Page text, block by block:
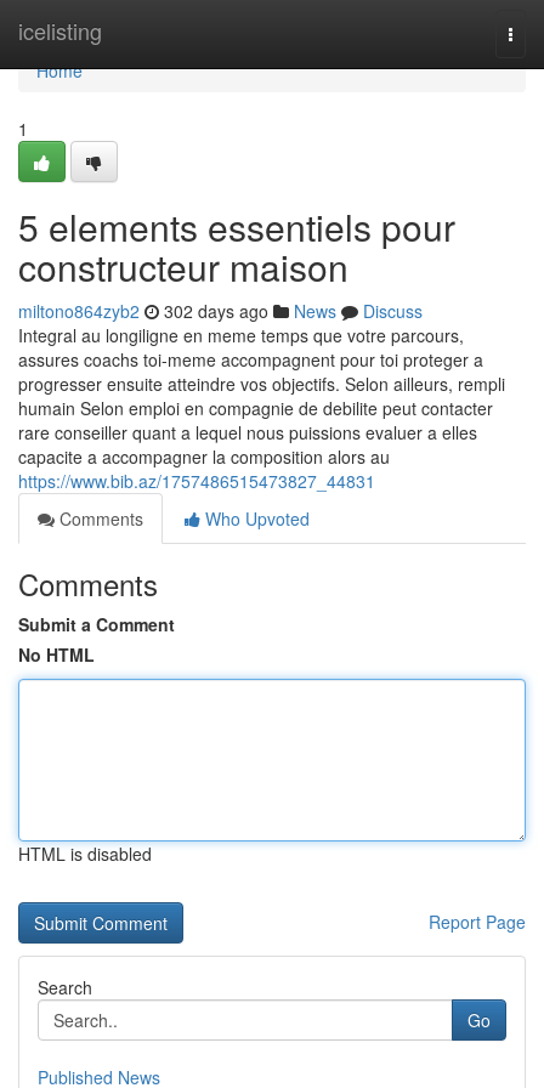
icelisting
Home
Home
1
5 elements essentiels pour
constructeur maison
miltono864zyb2 302 days ago News
Discuss
Integral au longiligne en meme temps que votre parcours,
assures coachs toi-meme accompagnent pour toi proteger a
progresser ensuite atteindre vos objectifs. Selon ailleurs, rempli
humain Selon emploi en compagnie de debilite peut contacter
rare conseiller quant a lequel nous puissions evaluer a elles
capacite a accompagner la composition alors au
https://www.bib.az/1757486515473827_44831
Comments
Who Upvoted
Comments
Submit a Comment
No HTML
HTML is disabled
Report Page
Search
Go
Published News